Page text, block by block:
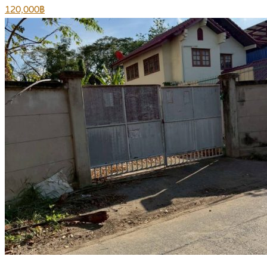
120,000฿